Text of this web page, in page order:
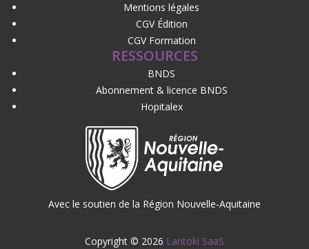
Mentions légales
CGV Édition
CGV Formation
RESSOURCES
BNDS
Abonnement & licence BNDS
Hopitalex
Avec le soutien de la Région Nouvelle-Aquitaine
Copyright © 2026 Lantoki SaaS